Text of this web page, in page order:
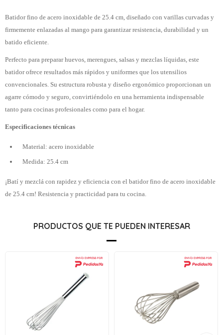
Batidor fino de acero inoxidable de 25.4 cm, diseñado con varillas curvadas y
firmemente enlazadas al mango para garantizar resistencia, durabilidad y un
batido eficiente.
Perfecto para preparar huevos, merengues, salsas y mezclas líquidas, este
batidor ofrece resultados más rápidos y uniformes que los utensilios
convencionales. Su estructura robusta y diseño ergonómico proporcionan un
agarre cómodo y seguro, convirtiéndolo en una herramienta indispensable
tanto para cocinas profesionales como para el hogar.
Especificaciones técnicas
Material: acero inoxidable
Medida: 25.4 cm
¡Batí y mezclá con rapidez y eficiencia con el batidor fino de acero inoxidable
de 25.4 cm! Resistencia y practicidad para tu cocina.
PRODUCTOS QUE TE PUEDEN INTERESAR